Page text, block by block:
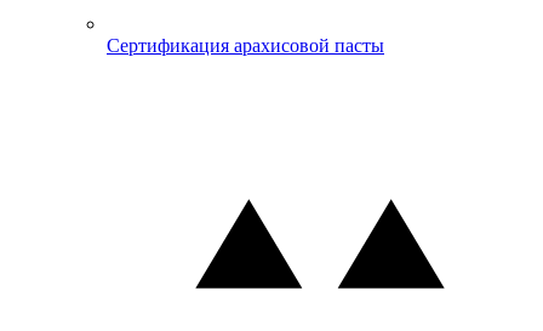
Сертификация арахисовой пасты